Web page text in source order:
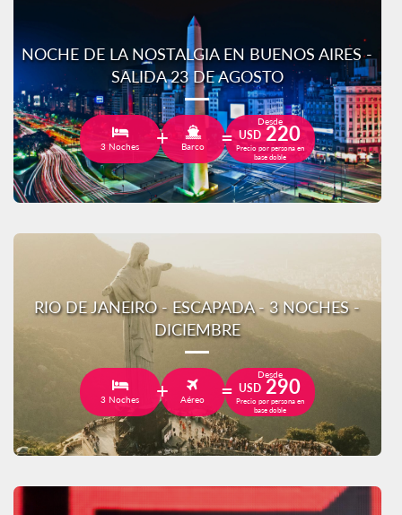
NOCHE DE LA NOSTALGIA EN BUENOS AIRES -
SALIDA 23 DE AGOSTO
3 Noches Barco
Desde
USD 220
Precio por persona en
base doble
RIO DE JANEIRO - ESCAPADA - 3 NOCHES -
DICIEMBRE
3 Noches Aéreo
Desde
USD 290
Precio por persona en
base doble